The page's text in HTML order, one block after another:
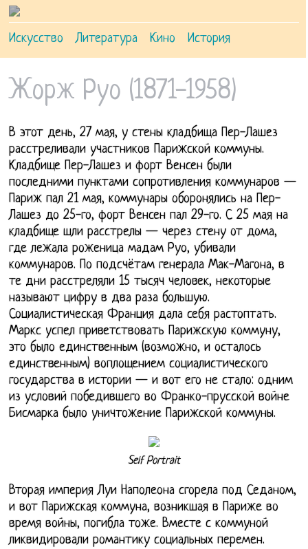
Искусство Литература Кино История
Жорж Руо (1871-1958)
В этот день, 27 мая, у стены кладбища Пер-Лашез
расстреливали участников Парижской коммуны.
Кладбище Пер-Лашез и форт Венсен были
последними пунктами сопротивления коммунаров —
Париж пал 21 мая, коммунары оборонялись на Пер-
Лашез до 25-го, форт Венсен пал 29-го.С 25 мая на
кладбище шли расстрелы — через стену от дома,
где лежала роженица мадам Руо, убивали
коммунаров. По подсчётам генерала Мак-Магона, в
те дни расстреляли 15 тысяч человек, некоторые
называют цифру в два раза большую.
Социалистическая Франция дала себя растоптать.
Маркс успел приветствовать Парижскую коммуну,
это было единственным (возможно, и осталось
единственным) воплощением социалистического
государства в истории — и вот его не стало: одним
из условий победившего во Франко-прусской войне
Бисмарка было уничтожение Парижской коммуны.
Self Portrait
Вторая империя Луи Наполеона сгорела под Седаном,
и вот Парижская коммуна, возникшая в Париже во
время войны, погибла тоже. Вместе с коммуной
ликвидировали романтику социальных перемен.